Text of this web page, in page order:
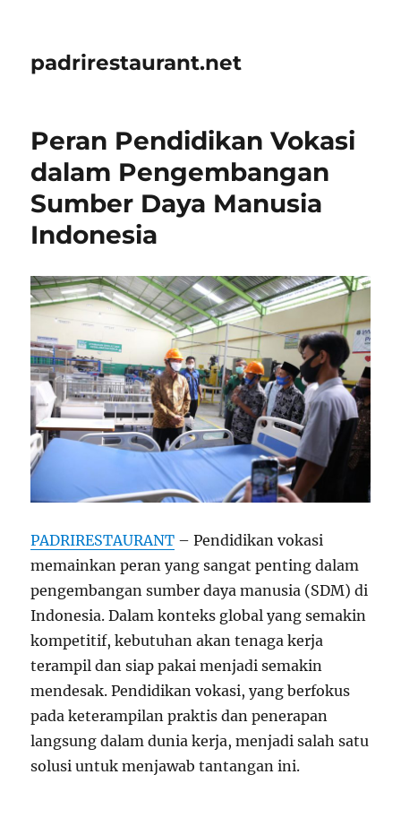
padrirestaurant.net
Peran Pendidikan Vokasi
dalam Pengembangan
Sumber Daya Manusia
Indonesia
PADRIRESTAURANT – Pendidikan vokasi
memainkan peran yang sangat penting dalam
pengembangan sumber daya manusia (SDM) di
Indonesia. Dalam konteks global yang semakin
kompetitif, kebutuhan akan tenaga kerja
terampil dan siap pakai menjadi semakin
mendesak. Pendidikan vokasi, yang berfokus
pada keterampilan praktis dan penerapan
langsung dalam dunia kerja, menjadi salah satu
solusi untuk menjawab tantangan ini.